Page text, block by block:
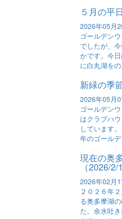
５月の平
2026年05月
ゴールデン
でしたが、
かです。今
に白丸湖を
新緑の季
2026年05月
ゴールデン
はクラブハ
しています
年のゴール
現在の奥
（2026/2/
2026年02月
２０２６年
る奥多摩湖
た。余水吐